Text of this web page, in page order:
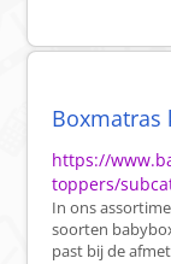
Boxmatras
https://
toppers/
In ons
soorten
past bij de